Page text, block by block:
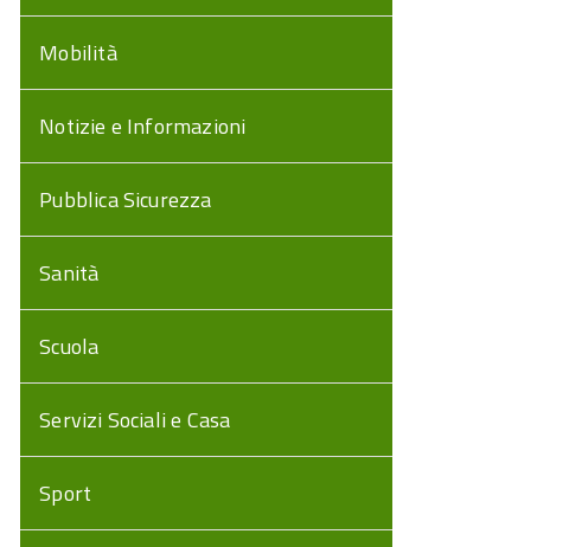
Mobilità
Notizie e Informazioni
Pubblica Sicurezza
Sanità
Scuola
Servizi Sociali e Casa
Sport